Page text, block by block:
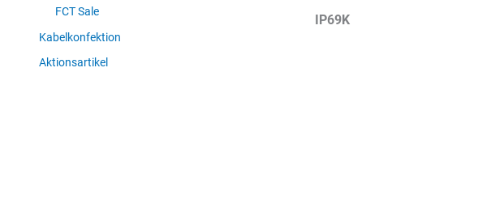
FCT Sale
Kabelkonfektion
Aktionsartikel
IP69K